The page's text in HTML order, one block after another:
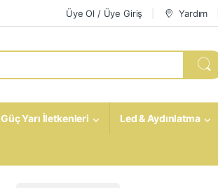
Üye Ol / Üye Giriş Yardım
Güç Yarı İletkenleri Led & Aydınlatma